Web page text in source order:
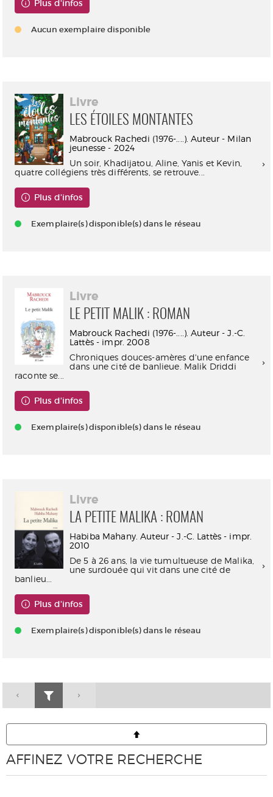
Plus d'infos
Aucun exemplaire disponible
Livre
LES ÉTOILES MONTANTES
Mabrouck Rachedi (1976-....). Auteur - Milan
jeunesse - 2024
Un soir, Khadijatou, Aline, Yanis et Kevin,
quatre collégiens très différents, se retrouve...
Plus d'infos
Exemplaire(s) disponible(s) dans le réseau
Livre
LE PETIT MALIK : ROMAN
Mabrouck Rachedi (1976-....). Auteur - J.-C.
Lattès - impr. 2008
Chroniques douces-amères d'une enfance
dans une cité de banlieue. Malik Driddi
raconte se...
Plus d'infos
Exemplaire(s) disponible(s) dans le réseau
Livre
LA PETITE MALIKA : ROMAN
Habiba Mahany. Auteur - J.-C. Lattès - impr.
2010
De 5 à 26 ans, la vie tumultueuse de Malika,
une surdouée qui vit dans une cité de
banlieu...
Plus d'infos
Exemplaire(s) disponible(s) dans le réseau
AFFINEZ VOTRE RECHERCHE